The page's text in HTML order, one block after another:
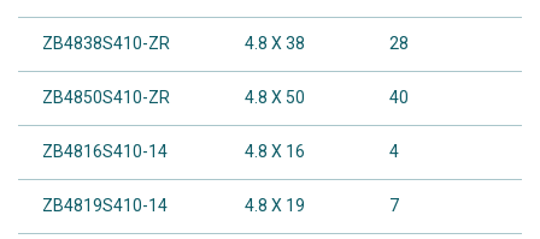
ZB4838S410-ZR 4.8 X 38 28
ZB4850S410-ZR 4.8 X 50 40
ZB4816S410-14 4.8 X 16 4
ZB4819S410-14 4.8 X 19 7